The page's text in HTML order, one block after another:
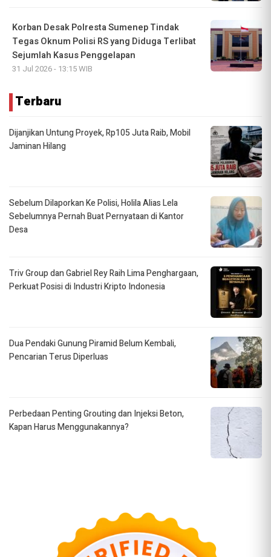
Korban Desak Polresta Sumenep Tindak
Tegas Oknum Polisi RS yang Diduga Terlibat
Sejumlah Kasus Penggelapan
31 Jul 2026 - 13:15 WIB
Terbaru
Dijanjikan Untung Proyek, Rp105 Juta Raib, Mobil
Jaminan Hilang
Sebelum Dilaporkan Ke Polisi, Holila Alias Lela
Sebelumnya Pernah Buat Pernyataan di Kantor
Desa
Triv Group dan Gabriel Rey Raih Lima Penghargaan,
Perkuat Posisi di Industri Kripto Indonesia
Dua Pendaki Gunung Piramid Belum Kembali,
Pencarian Terus Diperluas
Perbedaan Penting Grouting dan Injeksi Beton,
Kapan Harus Menggunakannya?